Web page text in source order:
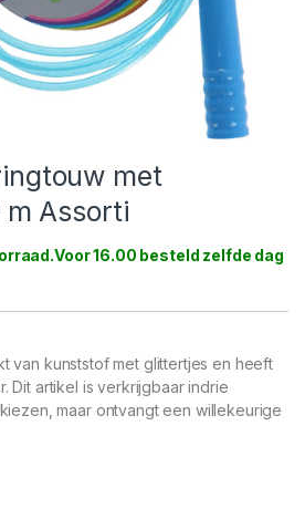
met
Assorti
van kunststof met glittertjes en heeft
Dit artikel is verkrijgbaar indrie
maar ontvangt een willekeurige